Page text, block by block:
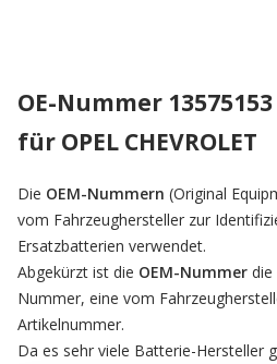
OE-Nummer
für OPEL CHEVROLET
Die OEM-Nummern (Original
vom Fahrzeughersteller zur
Ersatzbatterien verwendet.
Abgekürzt ist die OEM-Nummer die
Nummer, eine vom
Artikelnummer.
Da es sehr viele Batterie-Hersteller